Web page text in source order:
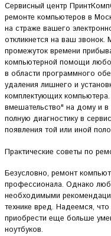
Сервисный центр
ремонте компьютеров в
на страже вашего
откликнется на ваш
промежуток времени
компьютерной помощи
в области программного
удаления лишнего и
комплектующих
вмешательство" на дому и в
полную диагностику в
появления той или иной
Практические советы по
Безусловно, ремонт
профессионала. Однако
необходимыми
технике вред. Надеемся,
приобрести еще больше
ноутбуков.